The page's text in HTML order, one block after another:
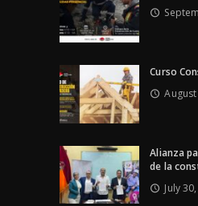
Curso
Alianza
de la
July